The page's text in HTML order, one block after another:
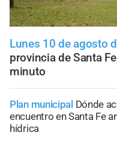
Lunes 10 de agosto
provincia de Santa
minuto
Plan municipal Dónde
encuentro en Santa Fe
hídrica